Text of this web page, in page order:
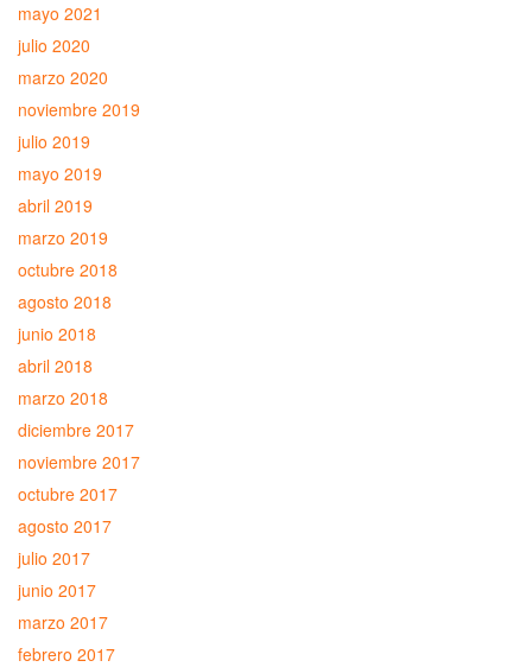
mayo 2021
julio 2020
marzo 2020
noviembre 2019
julio 2019
mayo 2019
abril 2019
marzo 2019
octubre 2018
agosto 2018
junio 2018
abril 2018
marzo 2018
diciembre 2017
noviembre 2017
octubre 2017
agosto 2017
julio 2017
junio 2017
marzo 2017
febrero 2017